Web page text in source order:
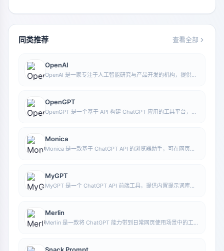
同类推荐 查看全部
OpenAI
OpenAI 是一家专注于人工智能研究与产品开发的机构，提供包
OpenGPT
OpenGPT 是一个基于 API 构建 ChatGPT 应用的工具平台，支
Monica
Monica 是一款基于 ChatGPT API 的浏览器助手，可在网页环
MyGPT
MyGPT 是一个 ChatGPT API 前端工具，提供内置提示词库和
Merlin
Merlin 是一款将 ChatGPT 能力带到日常网页使用场景中的工